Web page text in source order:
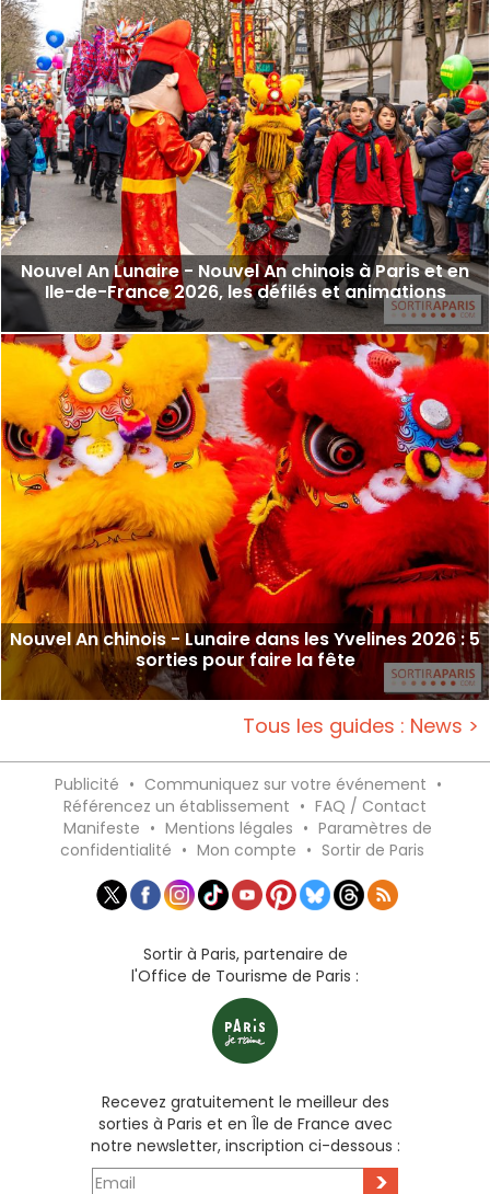
Nouvel An Lunaire - Nouvel An chinois à Paris et en
Ile-de-France 2026, les défilés et animations
Nouvel An chinois - Lunaire dans les Yvelines 2026 : 5
sorties pour faire la fête
Tous les guides : News >
Publicité • Communiquez sur votre événement •
Référencez un établissement • FAQ / Contact
Manifeste • Mentions légales • Paramètres de
confidentialité • Mon compte • Sortir de Paris
Sortir à Paris, partenaire de
l'Office de Tourisme de Paris :
Recevez gratuitement le meilleur des
sorties à Paris et en Île de France avec
notre newsletter, inscription ci-dessous :
>